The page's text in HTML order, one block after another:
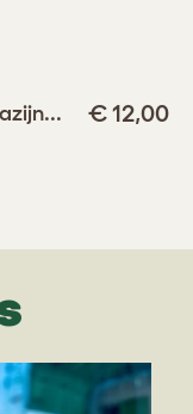
€ 12,00